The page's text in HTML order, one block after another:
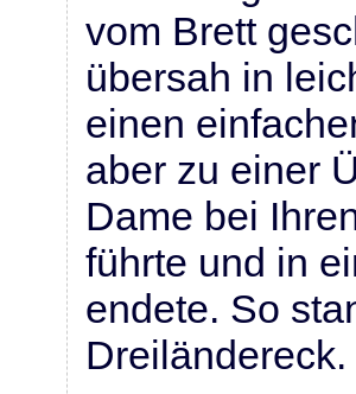
vom Brett
übersah in
einen
aber zu einer
Dame bei
führte und in
endete. So
Dreiländereck.